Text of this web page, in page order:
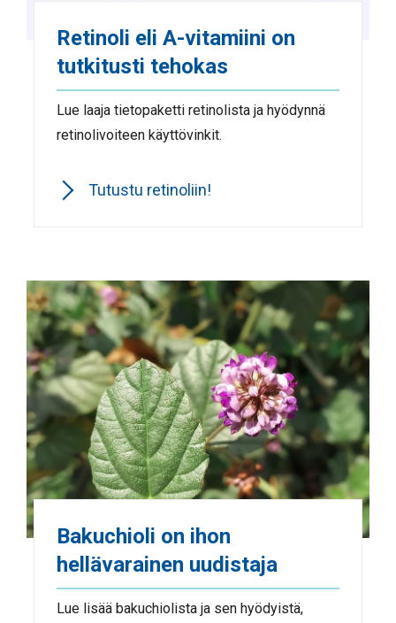
Retinoli eli A-vitamiini on
tutkitusti tehokas
Lue laaja tietopaketti retinolista ja hyödynnä
retinolivoiteen käyttövinkit.
Tutustu retinoliin!
Bakuchioli on ihon
hellävarainen uudistaja
Lue lisää bakuchiolista ja sen hyödyistä,